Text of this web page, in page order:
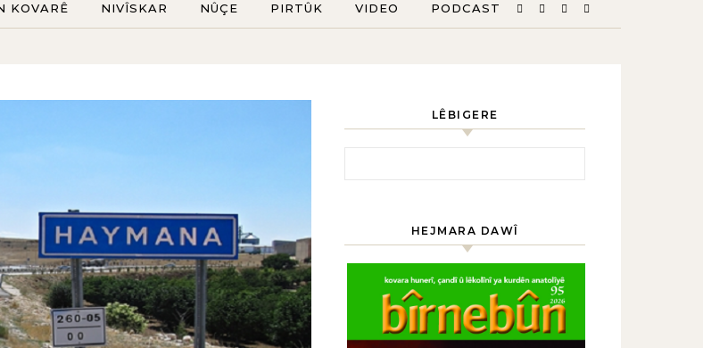
KOVARÊ NIVÎSKAR NÛÇE PIRTÛK VIDEO PODCAST
LÊBIGERE
HEJMARA DAWÎ